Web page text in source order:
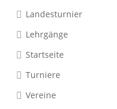
Landesturnier
Lehrgänge
Startseite
Turniere
Vereine